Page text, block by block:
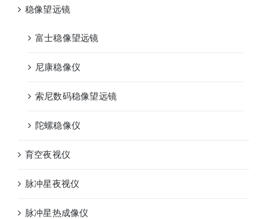
稳像望远镜
富士稳像望远镜
尼康稳像仪
索尼数码稳像望远镜
陀螺稳像仪
育空夜视仪
脉冲星夜视仪
脉冲星热成像仪